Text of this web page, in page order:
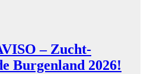
– Zucht­
Burgenland 2026!